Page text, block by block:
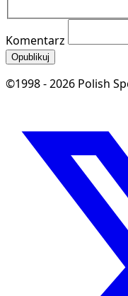
Komentarz
Opublikuj
©1998 - 2026 Polish